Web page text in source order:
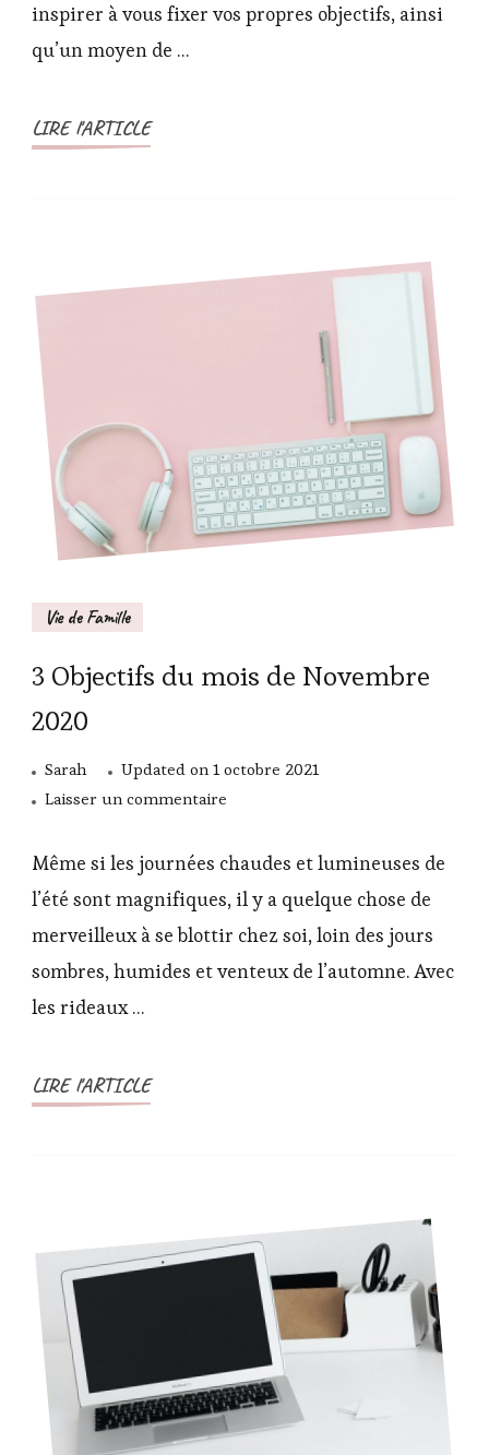
inspirer à vous fixer vos propres objectifs, ainsi
qu’un moyen de …
LIRE l'ARTICLE
Vie de Famille
3 Objectifs du mois de Novembre
2020
Sarah Updated on 1 octobre 2021
Laisser un commentaire
Objectifs
mois
de
Novembre
Même si les journées chaudes et lumineuses de
l’été sont magnifiques, il y a quelque chose de
merveilleux à se blottir chez soi, loin des jours
sombres, humides et venteux de l’automne. Avec
les rideaux …
LIRE l'ARTICLE